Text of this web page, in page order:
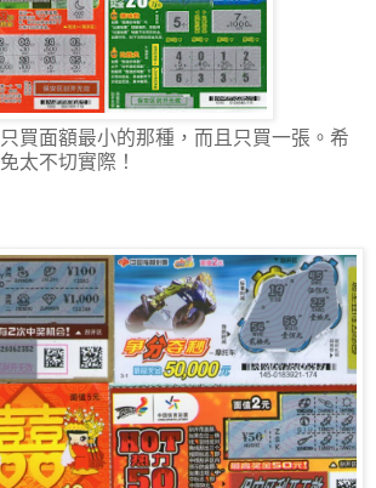
買面額最小的那種，而且只買一張。希
太不切實際！